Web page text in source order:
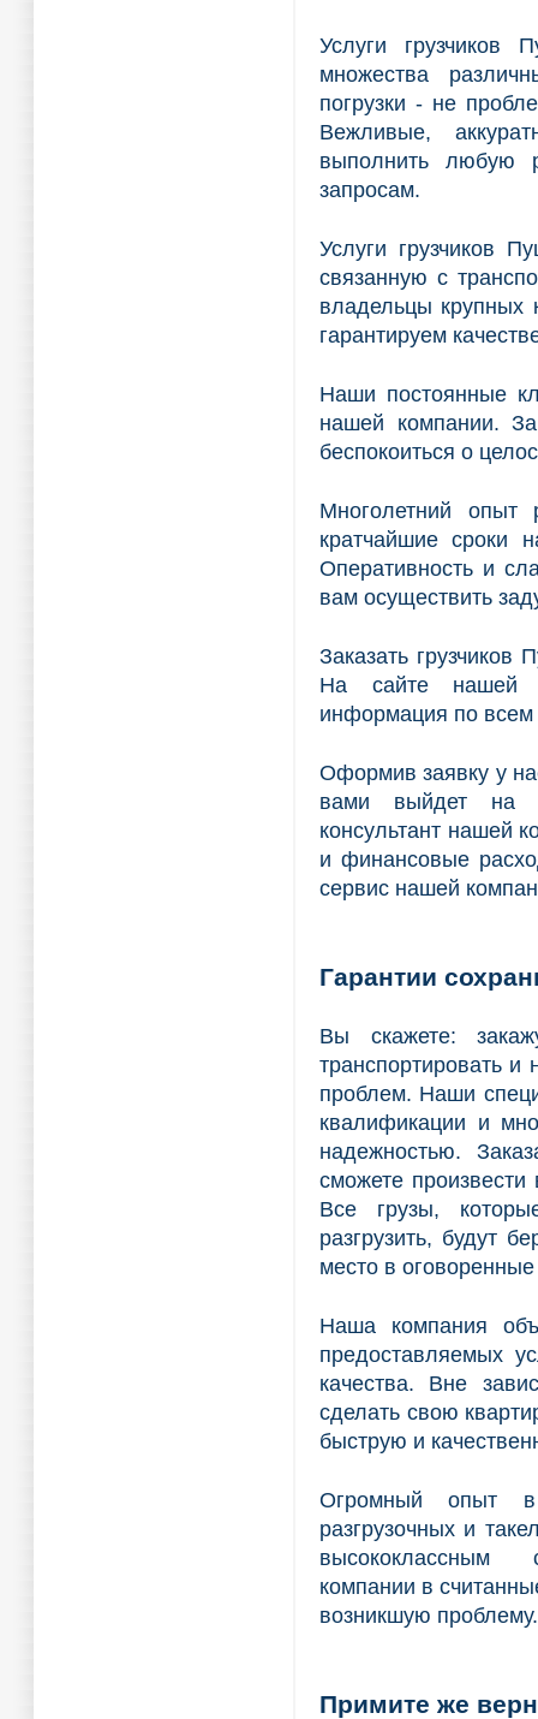
Услуги грузчиков
множества
погрузки - не
Вежливые,
выполнить любую
запросам.
Услуги грузчиков
связанную с
владельцы
гарантируем
Наши постоянные
нашей компании.
беспокоиться о
Многолетний опыт
кратчайшие сроки
Оперативность и
вам осуществить
Заказать
На сайте нашей
информация по всем
Оформив заявку у
вами выйдет на
консультант нашей
и финансовые
сервис нашей
Гарантии
Вы скажете:
транспортировать и
проблем. Наши
квалификации и
надежностью.
сможете
Все грузы,
разгрузить, будут
место в оговоренные
Наша компания
предоставляемых
качества. Вне
сделать свою
быструю и
Огромный опыт в
разгрузочных и
высококлассным
компании в
возникшую проблему.
Примите же